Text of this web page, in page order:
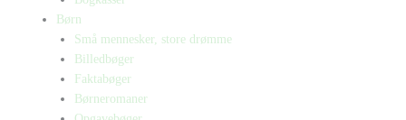
Børn
Små mennesker, store drømme
Billedbøger
Faktabøger
Børneromaner